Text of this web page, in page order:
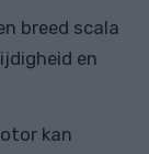
breed scala
en
kan